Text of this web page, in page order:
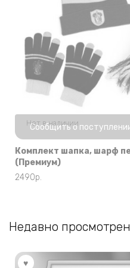
Нет в наличии
Сообщить о
Комплект шапка, шарф
(Премиум)
2490р.
Недавно